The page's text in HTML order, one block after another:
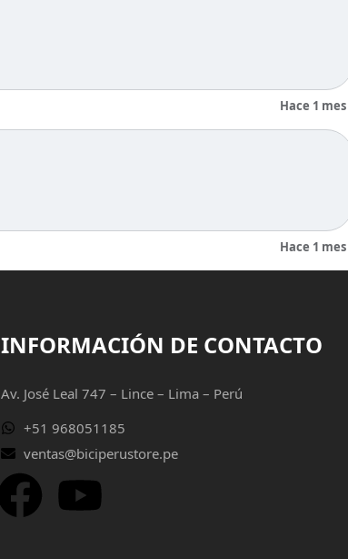
Hace 1 mes
Hace 1 mes
INFORMACIÓN DE CONTACTO
Av. José Leal 747 – Lince – Lima – Perú
+51 968051185
ventas@biciperustore.pe